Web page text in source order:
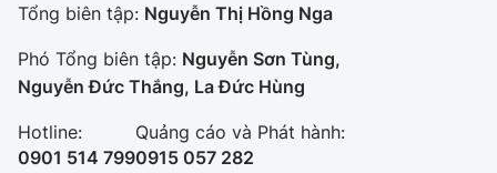
Tổng biên tập: Nguyễn Thị Hồng Nga
Phó Tổng biên tập: Nguyễn Sơn Tùng,
Nguyễn Đức Thắng, La Đức Hùng
Hotline:
0901 514 799
Quảng cáo và Phát hành:
0915 057 282